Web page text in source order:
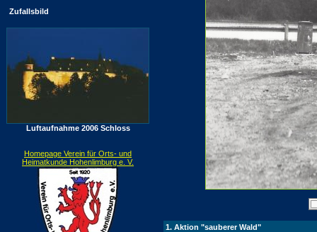
Zufallsbild
Luftaufnahme 2006 Schloss
Homepage Verein für Orts- und
Heimatkunde Hohenlimburg e. V.
1. Aktion "sauberer Wald"